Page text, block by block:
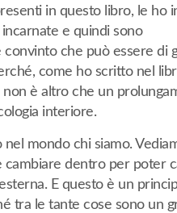
in questo libro, le ho
incarnate e quindi sono
che può essere di
come ho scritto nel
è altro che un
interiore.
nel mondo chi siamo.
cambiare dentro per poter
E questo è un
tra le tante cose sono un